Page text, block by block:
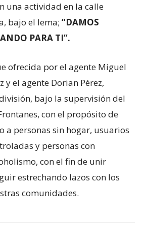
una actividad en la calle
bajo el lema; “DAMOS
PARA TI”.
ofrecida por el agente Miguel
y el agente Dorian Pérez,
bajo la supervisión del
con el propósito de
a personas sin hogar, usuarios
y personas con
con el fin de unir
estrechando lazos con los
comunidades.